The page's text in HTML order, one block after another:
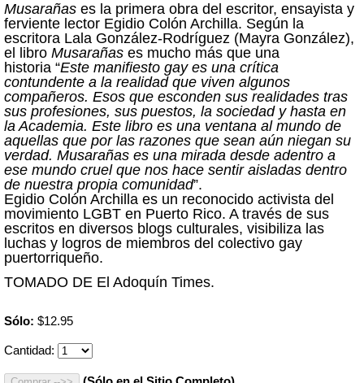
Musarañases la primera obra del escritor, ensayista y
ferviente lector Egidio Colón Archilla. Según la
escritora Lala González-Rodríguez (Mayra González),
el libro Musarañases mucho más que una
historia “Este manifiesto gay es una crítica
contundente a la realidad que viven algunos
compañeros. Esos que esconden sus realidades tras
sus profesiones, sus puestos, la sociedad y hasta en
la Academia. Este libro es una ventana al mundo de
aquellas que por las razones que sean aún niegan su
verdad. Musarañas es una mirada desde adentro a
ese mundo cruel que nos hace sentir aisladas dentro
de nuestra propia comunidad”.
Egidio Colón Archilla es un reconocido activista del
movimiento LGBT en Puerto Rico. A través de sus
escritos en diversos blogs culturales, visibiliza las
luchas y logros de miembros del colectivo gay
puertorriqueño.
TOMADO DE El Adoquín Times.
Sólo: $12.95
Cantidad: